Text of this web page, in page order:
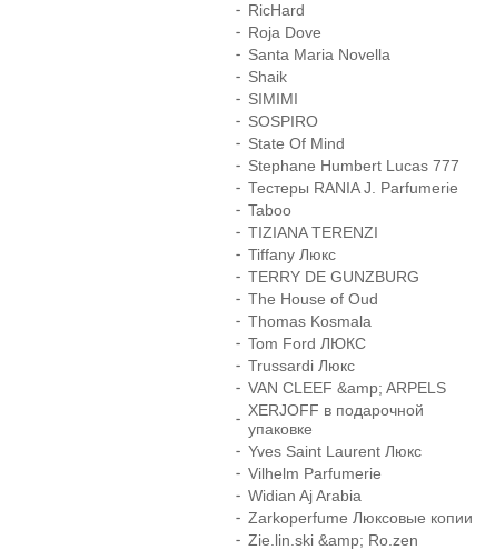
RicHard
Roja Dove
Santa Maria Novella
Shaik
SIMIMI
SOSPIRO
State Of Mind
Stephane Humbert Lucas 777
Тестеры RANIA J. Parfumerie
Taboo
TIZIANA TERENZI
Tiffany Люкс
TERRY DE GUNZBURG
The House of Oud
Thomas Kosmala
Tom Ford ЛЮКС
Trussardi Люкс
VAN CLEEF &amp; ARPELS
XERJOFF в подарочной
упаковке
Yves Saint Laurent Люкс
Vilhelm Parfumerie
Widian Aj Arabia
Zarkoperfume Люксовые копии
Zie.lin.ski &amp; Ro.zen